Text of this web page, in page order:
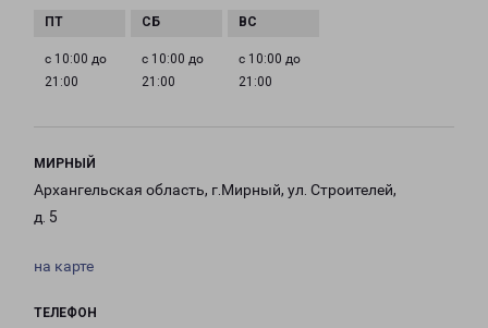
с 10:00 до
21:00
с 10:00 до
21:00
с 10:00 до
21:00
МИРНЫЙ
Архангельская область, г.Мирный, ул. Строителей,
д. 5
на карте
ТЕЛЕФОН